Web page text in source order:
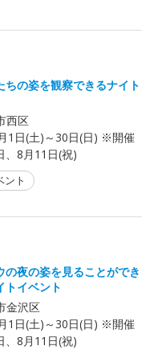
ちの姿を観察できるナイト
西区
1日(土)～30日(日) ※開催
、8月11日(祝)
ント
の夜の姿を見ることができ
トイベント
金沢区
1日(土)～30日(日) ※開催
、8月11日(祝)